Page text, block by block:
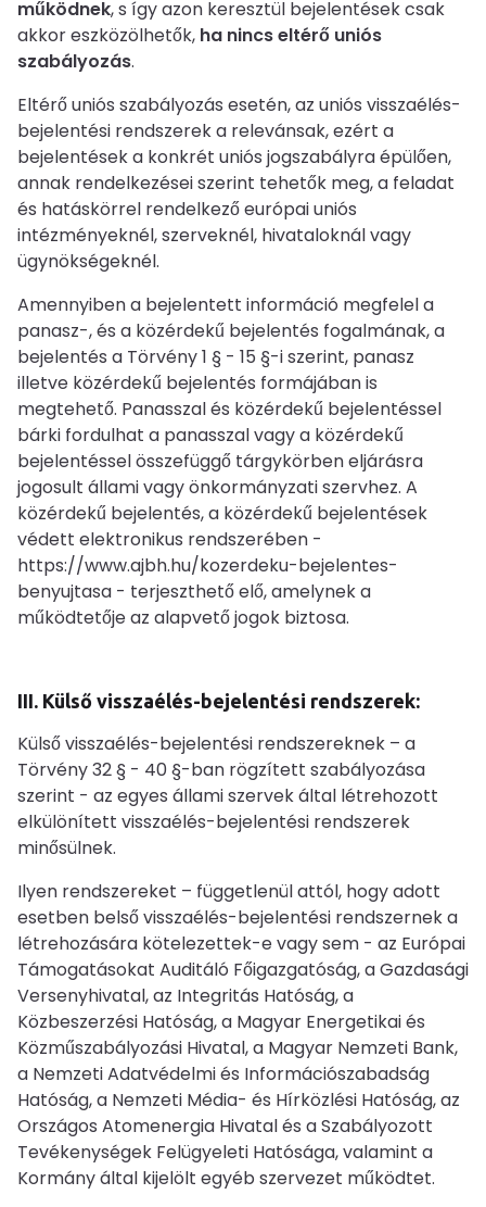
működnek, s így azon keresztül bejelentések csak
akkor eszközölhetők, ha nincs eltérő uniós
szabályozás.
Eltérő uniós szabályozás esetén, az uniós visszaélés-
bejelentési rendszerek a relevánsak, ezért a
bejelentések a konkrét uniós jogszabályra épülően,
annak rendelkezései szerint tehetők meg, a feladat
és hatáskörrel rendelkező európai uniós
intézményeknél, szerveknél, hivataloknál vagy
ügynökségeknél.
Amennyiben a bejelentett információ megfelel a
panasz-, és a közérdekű bejelentés fogalmának, a
bejelentés a Törvény 1 § - 15 §-i szerint, panasz
illetve közérdekű bejelentés formájában is
megtehető. Panasszal és közérdekű bejelentéssel
bárki fordulhat a panasszal vagy a közérdekű
bejelentéssel összefüggő tárgykörben eljárásra
jogosult állami vagy önkormányzati szervhez. A
közérdekű bejelentés, a közérdekű bejelentések
védett elektronikus rendszerében -
https://www.ajbh.hu/kozerdeku-bejelentes-
benyujtasa - terjeszthető elő, amelynek a
működtetője az alapvető jogok biztosa.
III. Külső visszaélés-bejelentési rendszerek:
Külső visszaélés-bejelentési rendszereknek – a
Törvény 32 § - 40 §-ban rögzített szabályozása
szerint - az egyes állami szervek által létrehozott
elkülönített visszaélés-bejelentési rendszerek
minősülnek.
Ilyen rendszereket – függetlenül attól, hogy adott
esetben belső visszaélés-bejelentési rendszernek a
létrehozására kötelezettek-e vagy sem - az Európai
Támogatásokat Auditáló Főigazgatóság, a Gazdasági
Versenyhivatal, az Integritás Hatóság, a
Közbeszerzési Hatóság, a Magyar Energetikai és
Közműszabályozási Hivatal, a Magyar Nemzeti Bank,
a Nemzeti Adatvédelmi és Információszabadság
Hatóság, a Nemzeti Média- és Hírközlési Hatóság, az
Országos Atomenergia Hivatal és a Szabályozott
Tevékenységek Felügyeleti Hatósága, valamint a
Kormány által kijelölt egyéb szervezet működtet.